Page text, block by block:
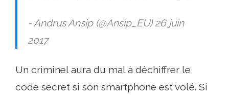
- Andrus Ansip (@Ansip_EU) 26 juin
2017
Un criminel aura du mal à déchiffrer le
code secret si son smartphone est volé. Si